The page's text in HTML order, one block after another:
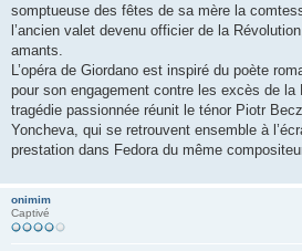
somptueuse des fêtes de sa mère la
l’ancien valet devenu officier de la
amants.
L’opéra de Giordano est inspiré du poète
pour son engagement contre les excès de
tragédie passionnée réunit le ténor Piotr
Yoncheva, qui se retrouvent ensemble à
prestation dans Fedora du même
onimim
Captivé